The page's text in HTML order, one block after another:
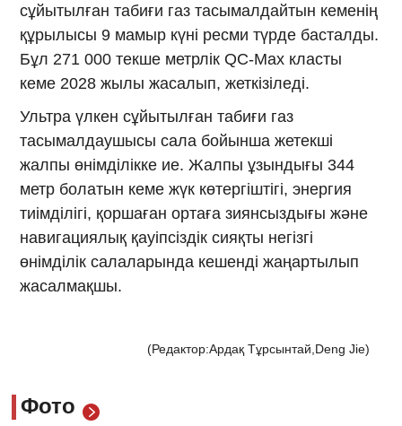
сұйытылған табиғи газ тасымалдайтын кеменің
құрылысы 9 мамыр күні ресми түрде басталды.
Бұл 271 000 текше метрлік QC-Max класты
кеме 2028 жылы жасалып, жеткізіледі.
Ультра үлкен сұйытылған табиғи газ
тасымалдаушысы сала бойынша жетекші
жалпы өнімділікке ие. Жалпы ұзындығы 344
метр болатын кеме жүк көтергіштігі, энергия
тиімділігі, қоршаған ортаға зиянсыздығы және
навигациялық қауіпсіздік сияқты негізгі
өнімділік салаларында кешенді жаңартылып
жасалмақшы.
(Редактор:Ардақ Тұрсынтай,Deng Jie)
Фото